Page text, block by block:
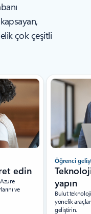
çok çeşitli
edin
ve
Öğrenci
yapın
Bulut
yönelik
geliştirin.